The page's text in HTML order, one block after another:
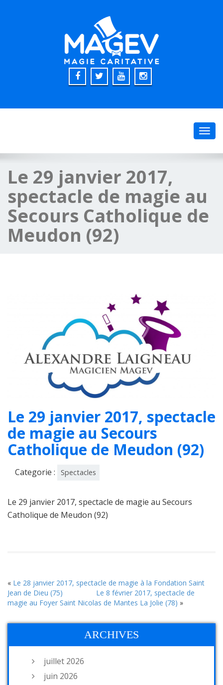
Le 29 janvier 2017,
spectacle de magie au
Secours Catholique de
Meudon (92)
Le 29 janvier 2017, spectacle
de magie au Secours
Catholique de Meudon (92)
Categorie : Spectacles
Le 29 janvier 2017, spectacle de magie au Secours
Catholique de Meudon (92)
« Le 28 janvier 2017, spectacle de magie à la Fondation Saint
Jean de Dieu (75)
Le 8 février 2017, spectacle de
magie au Foyer Saint Nicolas de Mantes La Jolie (78) »
ARCHIVES
juillet 2026
juin 2026